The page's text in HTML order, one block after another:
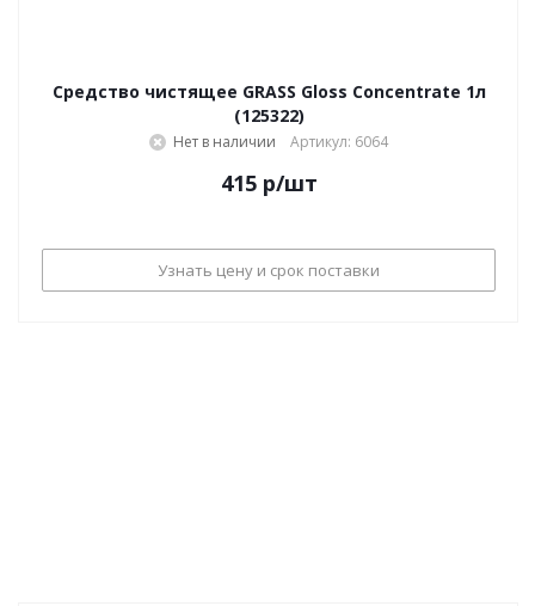
Средство чистящее GRASS Gloss Concentrate 1л
(125322)
Нет в наличии Артикул: 6064
415р/шт
Узнать цену и срок поставки